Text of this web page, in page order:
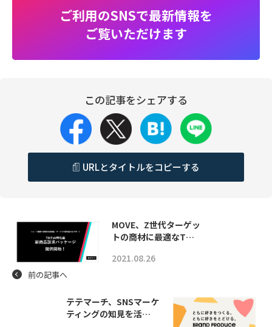
ご利用のSNSで最新情報を
ご覧いただけます
この記事をシェアする
URLとタイトルをコピーする
MOVE、Z世代ターゲッ
トの商材に最適なT…
2021.08.26
前の記事へ
テテマーチ、SNSマーケ
ティングの知見を活…